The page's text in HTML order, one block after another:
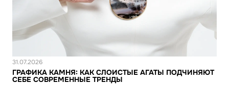
Новость
31.07.2026
ГРАФИКА КАМНЯ: КАК СЛОИСТЫЕ АГАТЫ ПОДЧИНЯЮТ
СЕБЕ СОВРЕМЕННЫЕ ТРЕНДЫ